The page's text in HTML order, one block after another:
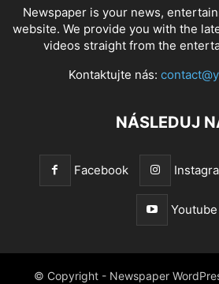
Newspaper is your news,
website. We provide you with the
videos straight from the
Kontaktujte nás:
NÁSLEDUJ
Facebook
Youtube
© Copyright - Newspaper